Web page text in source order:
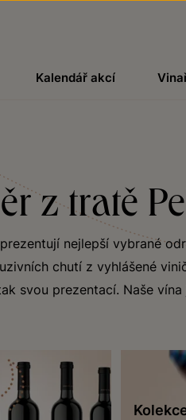
Kalendář akcí
z tratě
nejlepší vybrané
chutí z vyhlášené
svou prezentací. Naše vína